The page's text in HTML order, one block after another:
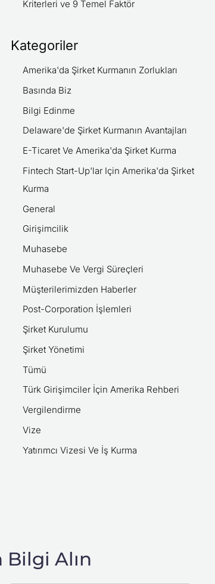
Kriterleri ve 9 Temel Faktör
Kategoriler
Amerika'da Şirket Kurmanın Zorlukları
Basında Biz
Bilgi Edinme
Delaware'de Şirket Kurmanın Avantajları
E-Ticaret Ve Amerika'da Şirket Kurma
Fintech Start-Up'lar Için Amerika'da Şirket
Kurma
General
Girişimcilik
Muhasebe
Muhasebe Ve Vergi Süreçleri
Müşterilerimizden Haberler
Post-Corporation İşlemleri
Şirket Kurulumu
Şirket Yönetimi
Tümü
Türk Girişimciler İçin Amerika Rehberi
Vergilendirme
Vize
Yatırımcı Vizesi Ve İş Kurma
Alın